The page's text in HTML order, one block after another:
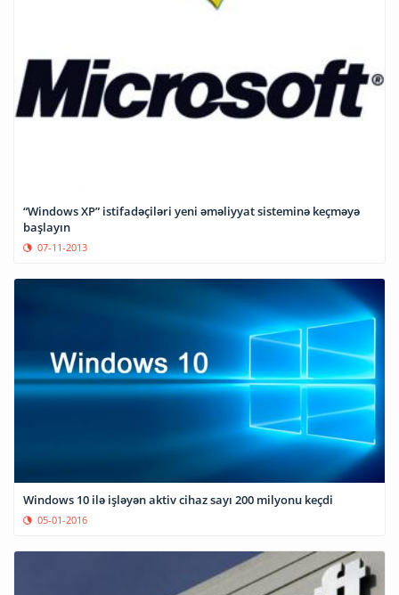
“Windows XP” istifadəçiləri yeni əməliyyat sisteminə keçməyə
başlayın
07-11-2013
Windows 10 ilə işləyən aktiv cihaz sayı 200 milyonu keçdi
05-01-2016